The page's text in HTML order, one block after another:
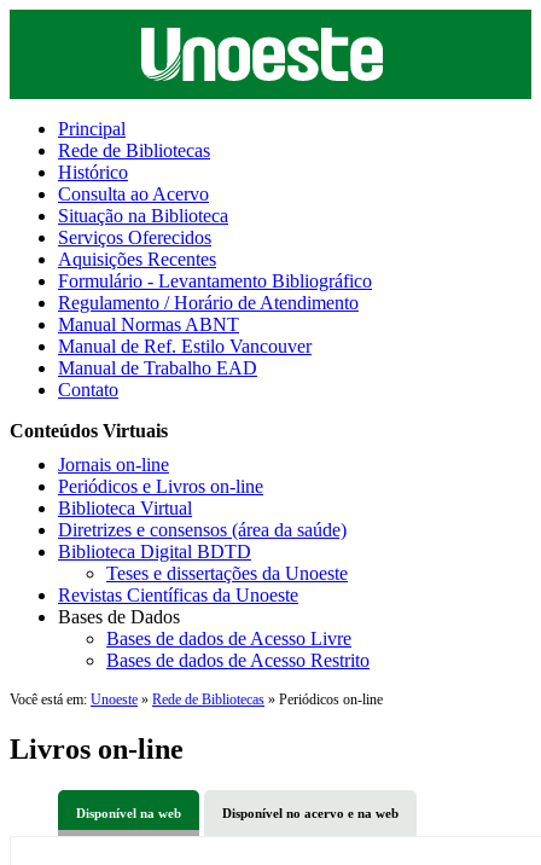
Principal
Rede de Bibliotecas
Histórico
Consulta ao Acervo
Situação na Biblioteca
Serviços Oferecidos
Aquisições Recentes
Formulário - Levantamento Bibliográfico
Regulamento / Horário de Atendimento
Manual Normas ABNT
Manual de Ref. Estilo Vancouver
Manual de Trabalho EAD
Contato
Conteúdos Virtuais
Jornais on-line
Periódicos e Livros on-line
Biblioteca Virtual
Diretrizes e consensos (área da saúde)
Biblioteca Digital BDTD
Teses e dissertações da Unoeste
Revistas Científicas da Unoeste
Bases de Dados
Bases de dados de Acesso Livre
Bases de dados de Acesso Restrito
Você está em: Unoeste » Rede de Bibliotecas » Periódicos on-line
Livros on-line
Disponível na web Disponível no acervo e na web